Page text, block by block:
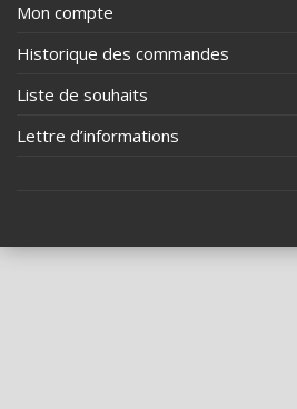
Mon compte
Historique des commandes
Liste de souhaits
Lettre d’informations